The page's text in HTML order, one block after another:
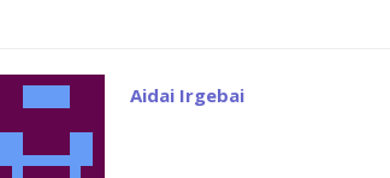
Aidai Irgebai